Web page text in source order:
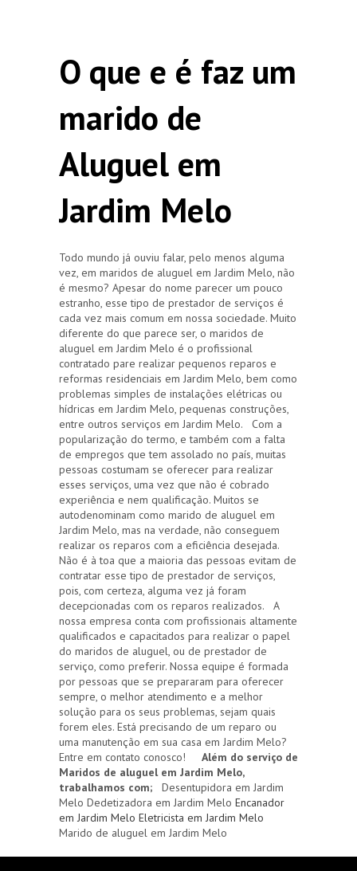
O que e é faz um
marido de
Aluguel em
Jardim Melo
Todo mundo já ouviu falar, pelo menos alguma
vez, em maridos de aluguel em Jardim Melo, não
é mesmo? Apesar do nome parecer um pouco
estranho, esse tipo de prestador de serviços é
cada vez mais comum em nossa sociedade. Muito
diferente do que parece ser, o maridos de
aluguel em Jardim Melo é o profissional
contratado pare realizar pequenos reparos e
reformas residenciais em Jardim Melo, bem como
problemas simples de instalações elétricas ou
hídricas em Jardim Melo, pequenas construções,
entre outros serviços em Jardim Melo. Com a
popularização do termo, e também com a falta
de empregos que tem assolado no país, muitas
pessoas costumam se oferecer para realizar
esses serviços, uma vez que não é cobrado
experiência e nem qualificação. Muitos se
autodenominam como marido de aluguel em
Jardim Melo, mas na verdade, não conseguem
realizar os reparos com a eficiência desejada.
Não é à toa que a maioria das pessoas evitam de
contratar esse tipo de prestador de serviços,
pois, com certeza, alguma vez já foram
decepcionadas com os reparos realizados. A
nossa empresa conta com profissionais altamente
qualificados e capacitados para realizar o papel
do maridos de aluguel, ou de prestador de
serviço, como preferir. Nossa equipe é formada
por pessoas que se prepararam para oferecer
sempre, o melhor atendimento e a melhor
solução para os seus problemas, sejam quais
forem eles. Está precisando de um reparo ou
uma manutenção em sua casa em Jardim Melo?
Entre em contato conosco! Além do serviço de
Maridos de aluguel em Jardim Melo,
trabalhamos com; Desentupidora em Jardim
Melo Dedetizadora em Jardim Melo Encanador
em Jardim Melo Eletricista em Jardim Melo
Marido de aluguel em Jardim Melo